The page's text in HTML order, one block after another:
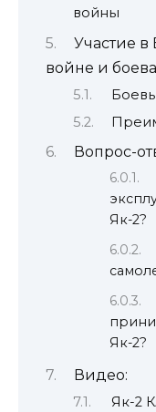
войны
Участие в
войне и
Вопрос-
Як-2?
Як-2?
Видео:
Як-2